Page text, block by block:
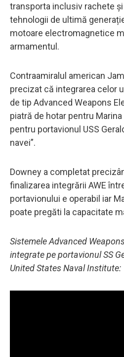
transporta inclusiv rachete
tehnologii de ultimă
motoare electromagnetice
armamentul.
Contraamiralul american
precizat că integrarea celor
de tip Advanced Weapons
piatră de hotar pentru
pentru portavionul USS
navei”.
Downey a completat
finalizarea integrării AWE
portavionului e operabil iar
poate pregăti la capacitate
Sistemele Advanced
integrate pe portavionul SS
United States Naval Institute: